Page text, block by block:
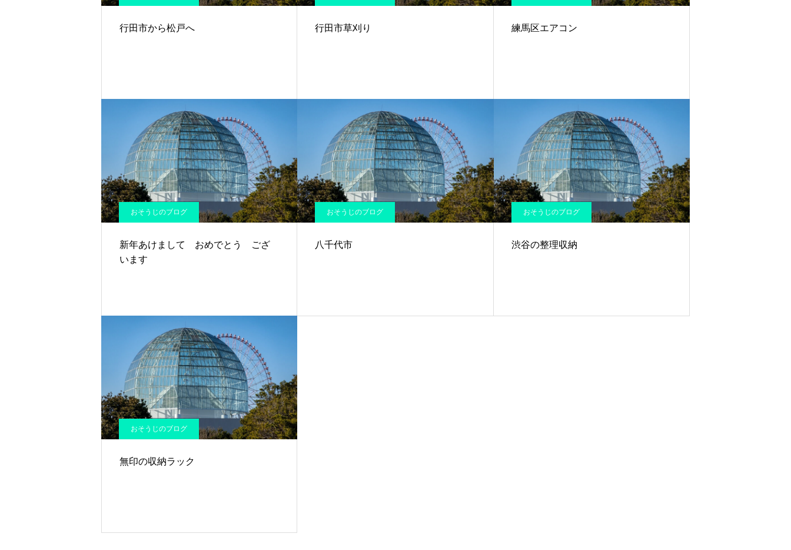
行田市から松戸へ 行田市草刈り 練馬区エアコン
おそうじのブログ
新年あけまして おめでとう ござ
います
おそうじのブログ
八千代市
おそうじのブログ
渋谷の整理収納
おそうじのブログ
無印の収納ラック